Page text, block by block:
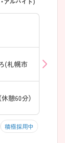
(札幌市
憩60分）
積極採用中